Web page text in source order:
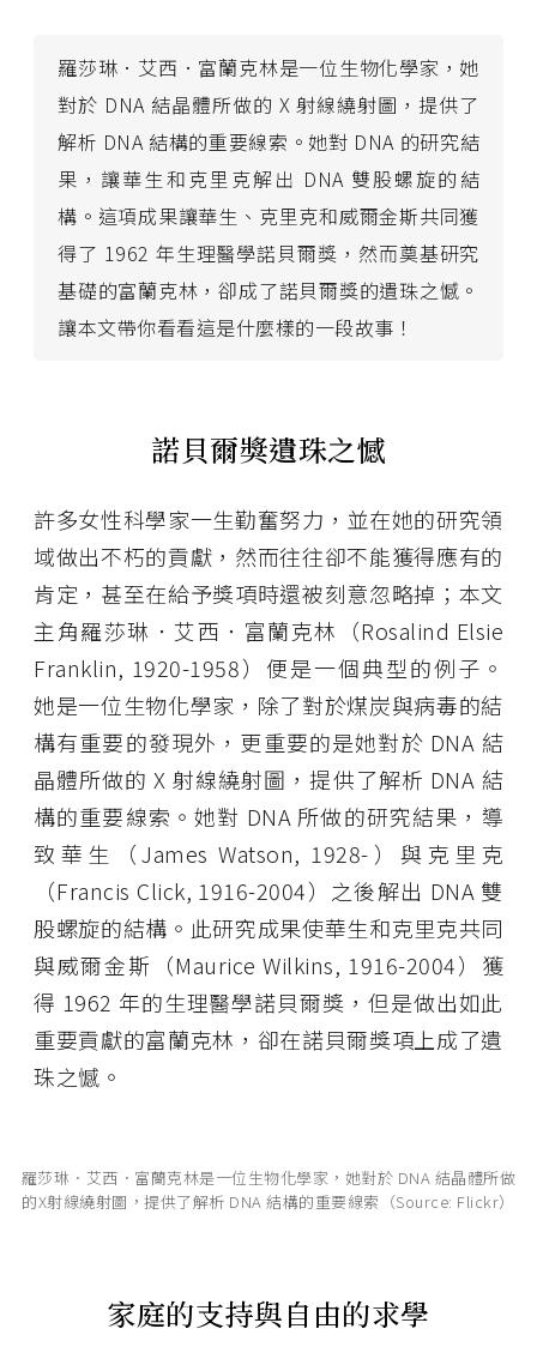
羅莎琳．艾西．富蘭克林是一位生物化學家，她
對於 DNA 結晶體所做的 X 射線繞射圖，提供了
解析 DNA 結構的重要線索。她對 DNA 的研究結
果，讓華生和克里克解出 DNA 雙股螺旋的結
構。這項成果讓華生、克里克和威爾金斯共同獲
得了 1962 年生理醫學諾貝爾獎，然而奠基研究
基礎的富蘭克林，卻成了諾貝爾獎的遺珠之憾。
讓本文帶你看看這是什麼樣的一段故事！
諾貝爾獎遺珠之憾
許多女性科學家一生勤奮努力，並在她的研究領
域做出不朽的貢獻，然而往往卻不能獲得應有的
肯定，甚至在給予獎項時還被刻意忽略掉；本文
主角羅莎琳．艾西．富蘭克林（Rosalind Elsie
Franklin, 1920-1958）便是一個典型的例子。
她是一位生物化學家，除了對於煤炭與病毒的結
構有重要的發現外，更重要的是她對於 DNA 結
晶體所做的 X 射線繞射圖，提供了解析 DNA 結
構的重要線索。她對 DNA 所做的研究結果，導
致華生（James Watson, 1928-）與克里克
（Francis Click, 1916-2004）之後解出 DNA 雙
股螺旋的結構。此研究成果使華生和克里克共同
與威爾金斯（Maurice Wilkins, 1916-2004）獲
得 1962 年的生理醫學諾貝爾獎，但是做出如此
重要貢獻的富蘭克林，卻在諾貝爾獎項上成了遺
珠之憾。
羅莎琳．艾西．富蘭克林是一位生物化學家，她對於 DNA 結晶體所做
的X射線繞射圖，提供了解析 DNA 結構的重要線索（Source: Flickr）
家庭的支持與自由的求學